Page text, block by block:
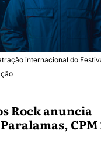
internacional do
Rock anuncia
CPM